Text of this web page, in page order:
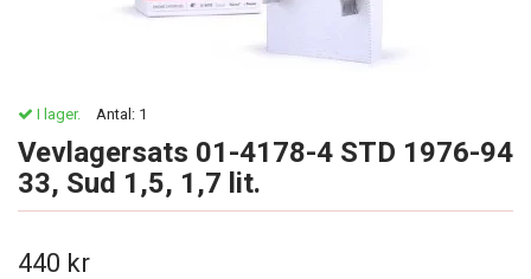
I lager. Antal: 1
Vevlagersats 01-4178-4 STD 1976-94
33, Sud 1,5, 1,7 lit.
440 kr